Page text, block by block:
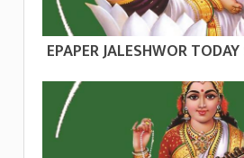
EPAPER JALESHWOR